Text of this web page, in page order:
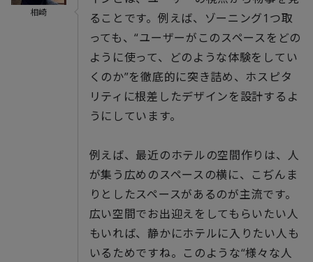
相崎
ることです。例えば、ゾーニング1つ取
っても、“ユーザーがこのスペースをどの
ように使って、どのような体験をしてい
くのか”を徹底的に突き詰め、ホスピタ
リティに根差したデザインを設計するよ
うにしています。
例えば、最近のホテルの空間作りは、人
が集う広めのスペースの横に、こぢんま
りとしたスペースがあるのが主流です。
広い空間でお出迎えをしてもらいたい人
もいれば、静かにホテルに入りたい人も
いるためですね。このような“様々な人